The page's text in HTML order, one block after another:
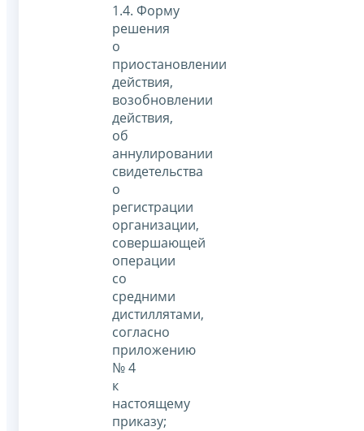
1.4. Форму
решения
о
приостановлении
действия,
возобновлении
действия,
об
аннулировании
свидетельства
о
регистрации
организации,
совершающей
операции
со
средними
дистиллятами,
согласно
приложению
№ 4
к
настоящему
приказу;